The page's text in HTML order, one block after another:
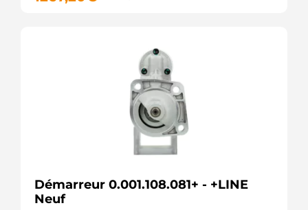
Démarreur 0.001.108.081+ - +LINE
Neuf